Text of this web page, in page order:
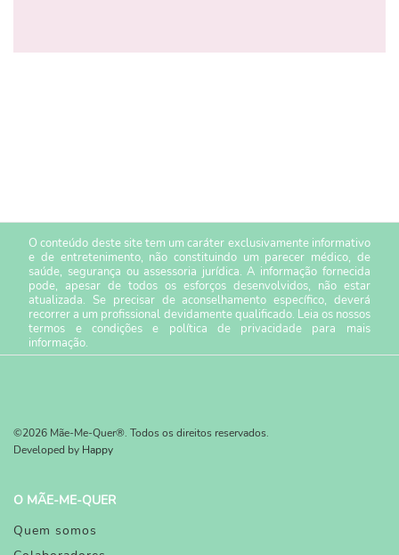
O conteúdo deste site tem um caráter exclusivamente informativo
e de entretenimento, não constituindo um parecer médico, de
saúde, segurança ou assessoria jurídica. A informação fornecida
pode, apesar de todos os esforços desenvolvidos, não estar
atualizada. Se precisar de aconselhamento específico, deverá
recorrer a um profissional devidamente qualificado. Leia os nossos
termos e condiçõese política de privacidade para mais
informação.
©2026 Mãe-Me-Quer®. Todos os direitos reservados.
Developed by Happy
O MÃE-ME-QUER
Quem somos